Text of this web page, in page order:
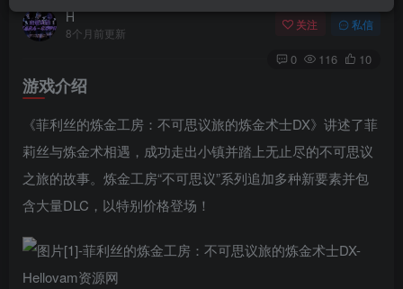
H
8个月前更新
关注 私信
0 116 10
游戏介绍
《菲利丝的炼金工房：不可思议旅的炼金术士DX》讲述了菲
莉丝与炼金术相遇，成功走出小镇并踏上无止尽的不可思议
之旅的故事。炼金工房“不可思议”系列追加多种新要素并包
含大量DLC，以特别价格登场！